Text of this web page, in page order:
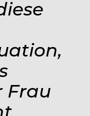
Frau